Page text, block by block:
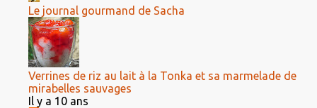
Le journal gourmand de Sacha
Verrines de riz au lait à la Tonka et sa marmelade de
mirabelles sauvages
Il y a 10 ans